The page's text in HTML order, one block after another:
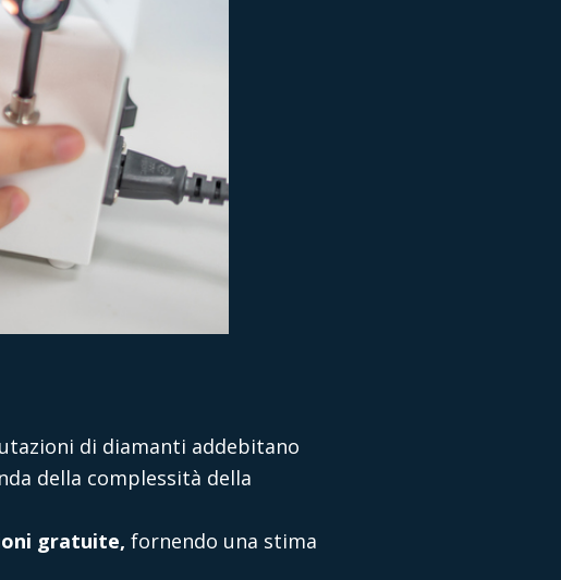
di diamanti addebitano
della complessità della
gratuite, fornendo una stima